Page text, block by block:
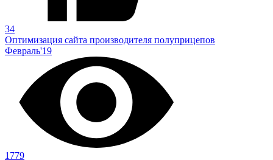
34
Оптимизация сайта производителя полуприцепов
Февраль'19
1779